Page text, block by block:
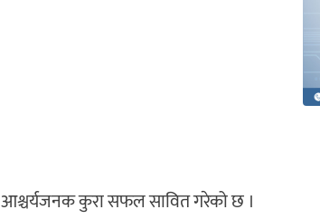
आश्चर्यजनक कुरा सफल सावित गरेको छ ।